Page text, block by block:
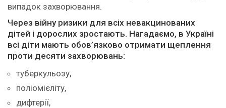
випадок захворювання.
Через війну ризики для всіх невакцинованих
дітей і дорослих зростають. Нагадаємо, в Україні
всі діти мають обов’язково отримати щеплення
проти десяти захворювань:
туберкульозу,
поліомієліту,
дифтерії,